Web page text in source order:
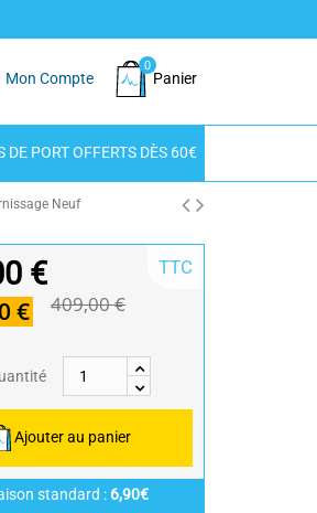
Mon Compte
0
Panier
DE PORT OFFERTS DÈS 60€
Neuf
€
€ 409,00 €
TTC
Ajouter au panier
standard : 6,90€